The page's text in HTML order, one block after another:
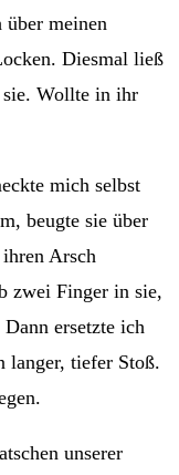
meinen
Diesmal ließ
Wollte in ihr
mich selbst
beugte sie über
Arsch
zwei Finger in sie,
ersetzte ich
langer, tiefer Stoß.
unserer